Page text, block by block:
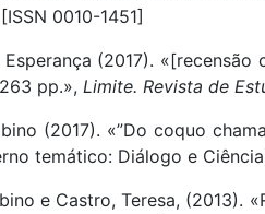
0010-1451]
Esperança (2017).
pp.», Limite. Revista de
(2017). «”Do coquo
temático: Diálogo e
e Castro, Teresa, (2013).